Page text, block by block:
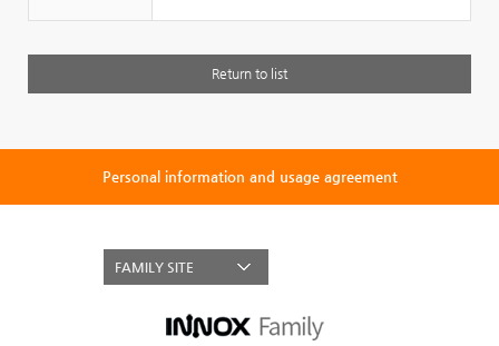
Return to list
Personal information and usage agreement
FAMILY SITE